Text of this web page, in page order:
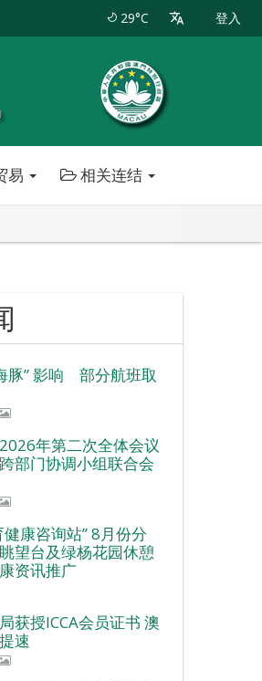
29°C 登入
易 相关连结
豚” 影响 部分航班取
年第二次全体会议
部门协调小组联合会
康咨询站” 8月份分
望台及绿杨花园休憩
资讯推广
获授ICCA会员证书 澳
速